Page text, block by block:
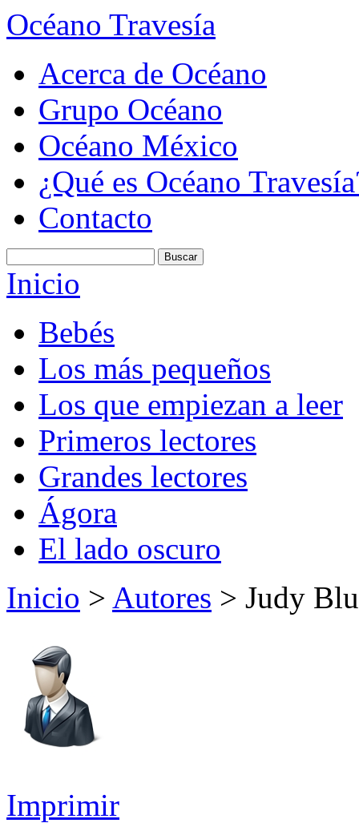
Océano Travesía
Acerca de Océano
Grupo Océano
Océano México
¿Qué es Océano
Contacto
Inicio
Bebés
Los más pequeños
Los que empiezan a leer
Primeros lectores
Grandes lectores
Ágora
El lado oscuro
Inicio > Autores > Judy
Imprimir